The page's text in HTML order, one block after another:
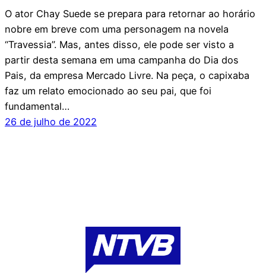
O ator Chay Suede se prepara para retornar ao horário
nobre em breve com uma personagem na novela
“Travessia”. Mas, antes disso, ele pode ser visto a
partir desta semana em uma campanha do Dia dos
Pais, da empresa Mercado Livre. Na peça, o capixaba
faz um relato emocionado ao seu pai, que foi
fundamental…
26 de julho de 2022